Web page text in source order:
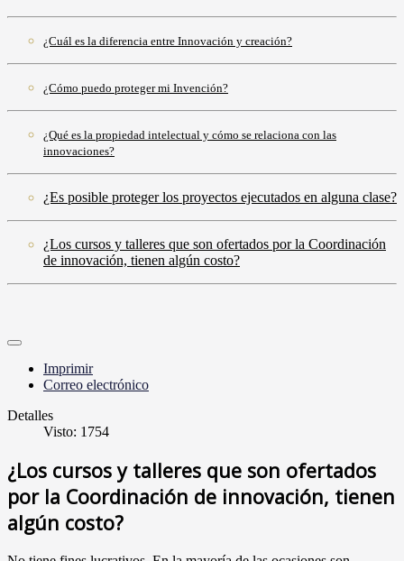
¿Cuál es la diferencia entre Innovación y creación?
¿Cómo puedo proteger mi Invención?
¿Qué es la propiedad intelectual y cómo se relaciona con las
innovaciones?
¿Es posible proteger los proyectos ejecutados en alguna clase?
¿Los cursos y talleres que son ofertados por la Coordinación
de innovación, tienen algún costo?
Imprimir
Correo electrónico
Detalles
Visto: 1754
¿Los cursos y talleres que son ofertados
por la Coordinación de innovación, tienen
algún costo?